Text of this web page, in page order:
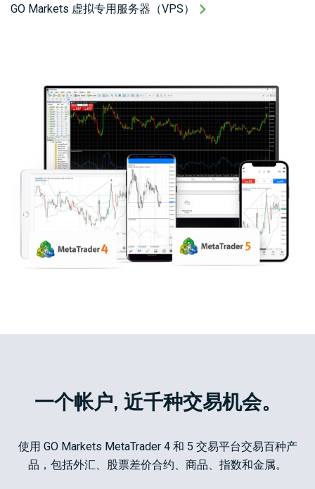
GO Markets 虚拟专用服务器（VPS）
一个帐户, 近千种交易机会。
使用 GO Markets MetaTrader 4 和 5 交易平台交易百种产
品，包括外汇、股票差价合约、商品、指数和金属。